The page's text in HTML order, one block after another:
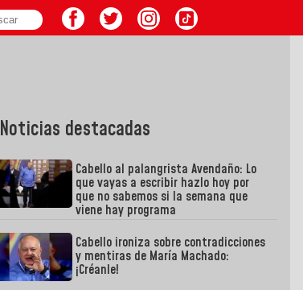
Noticias destacadas
Cabello al palangrista Avendaño: Lo
que vayas a escribir hazlo hoy por
que no sabemos si la semana que
viene hay programa
Cabello ironiza sobre contradicciones
y mentiras de María Machado:
¡Créanle!